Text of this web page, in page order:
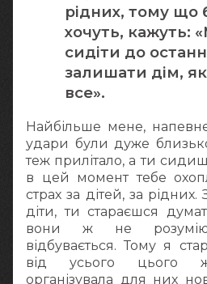
рідних, тому що
хочуть, кажуть:
сидіти до
залишати дім,
все».
Найбільше мене,
удари були дуже
теж прилітало, а ти сидиш
в цей момент тебе
страх за дітей, за
діти, ти стараєшся
вони ж не
відбувається. Тому я
від усього цього
організувала для них